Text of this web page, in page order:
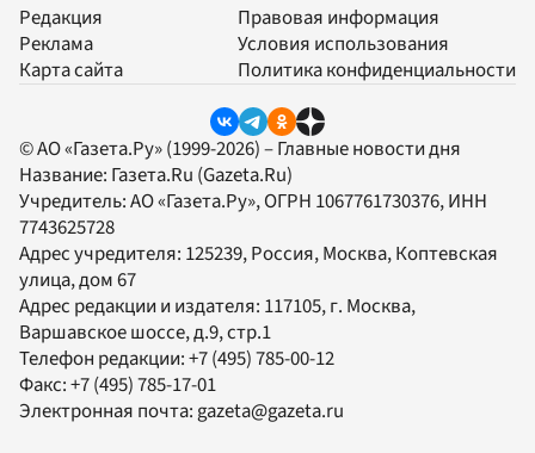
Редакция
Реклама
Карта сайта
Правовая информация
Условия использования
Политика конфиденциальности
© АО «Газета.Ру» (1999-2026) – Главные новости дня
Название: Газета.Ru (Gazeta.Ru)
Учредитель:АО «Газета.Ру», ОГРН 1067761730376, ИНН
7743625728
Адрес учредителя: 125239, Россия, Москва, Коптевская
улица, дом 67
Адрес редакции и издателя: 117105, г. Москва,
Варшавское шоссе, д.9, стр.1
Телефон редакции:+7 (495) 785-00-12
Факс:+7 (495) 785-17-01
Электронная почта:gazeta@gazeta.ru